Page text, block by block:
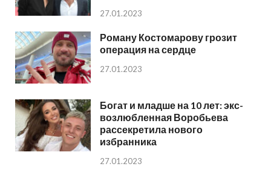
27.01.2023
Роману Костомарову грозит
операция на сердце
27.01.2023
Богат и младше на 10 лет: экс-
возлюбленная Воробьева
рассекретила нового
избранника
27.01.2023